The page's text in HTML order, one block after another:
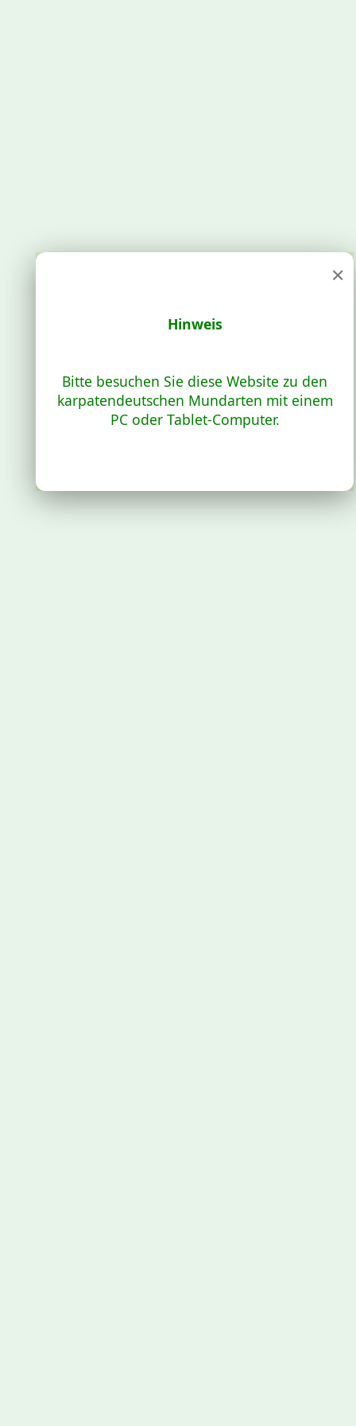
×
Hinweis
Bitte besuchen Sie diese Website zu den
karpatendeutschen Mundarten mit einem
PC oder Tablet-Computer.